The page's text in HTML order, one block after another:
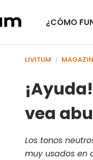
¿CÓMO
LIVITUM /
vea
Los tonos
muy usados en